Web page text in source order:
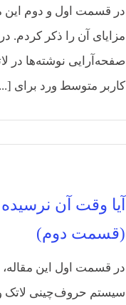
در قسمت اول و دوم این
مزایای آن را ذکر کردم.
صفحه‌آرایی نوشته‌ها در
کاربر متوسط ورد برای
آیا وقت آن
(قسمت دوم)
در قسمت اول این
سیستم حروف‌چینی لاتک و